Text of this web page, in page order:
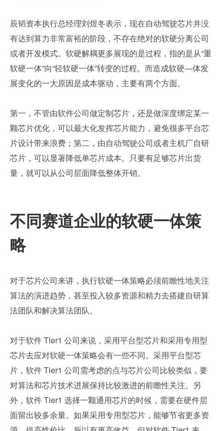
辰韬资本执行总经理刘煜冬表示，现在自动驾驶芯片并没
有达到算力非常富裕的阶段，不存在绝对的软硬分离公司
或者开发模式。软硬解耦更多展现的是过程，指的是从“重
软硬一体”向“轻软硬一体”转变的过程。而造成软硬—体发
展变化的一大原因是成本驱动，主要有两个方面。
第一，不管由软件公司做定制芯片，还是做深度绑定某一
颗芯片优化，可以最大化发挥芯片能力，避免很多平台芯
片设计带来浪费；第二，由自动驾驶公司或者主机厂自研
芯片，可以显著降低单芯片成本。只要有足够芯片出货
量，就可以从公司层面降低整体开销。
不同赛道企业的软硬一体策
略
对于芯片公司来讲，执行软硬一体策略必须前瞻性地关注
算法的演进趋势，甚至投入较多资源和精力去搭建自研算
法团队和解决算法团队。
对于软件 Tier1 公司来说，采用平台型芯片和采用专用型
芯片去应对软硬一体策略会有一些不同。采用平台型芯
片，软件 Tier1 公司需考虑的点与芯片公司比较类似，要
对算法和芯片技术进展保持比较激进的前瞻性关注。另
外，软件 Tier1 选择一颗通用芯片的时候，需要在硬件层
面留出较多余量。如果采用专用型芯片，能够节省更多资